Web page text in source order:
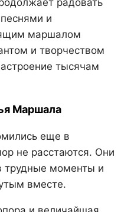
радовать
и
маршалом
и творчеством
тысячам
Маршала
еще в
не расстаются. Они
трудные моменты и
вместе.